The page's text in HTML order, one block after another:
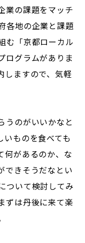
業の課題をマッチ
各地の企業と課題
む「京都ローカル
ログラムがありま
しますので、気軽
うのがいいかなと
いものを食べても
何があるのか、な
できそうだなとい
ついて検討してみ
ずは丹後に来て楽